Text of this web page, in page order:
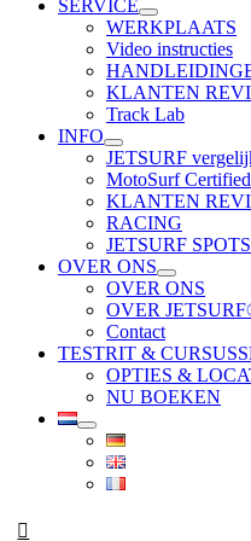
SERVICE
WERKPLAATS
Video instructies
KLANTEN
Track Lab
INFO
JETSURF
MotoSurf Certified
KLANTEN
RACING
JETSURF SPOTS
OVER ONS
OVER ONS
OVER
Contact
TESTRIT &
OPTIES &
NU BOEKEN